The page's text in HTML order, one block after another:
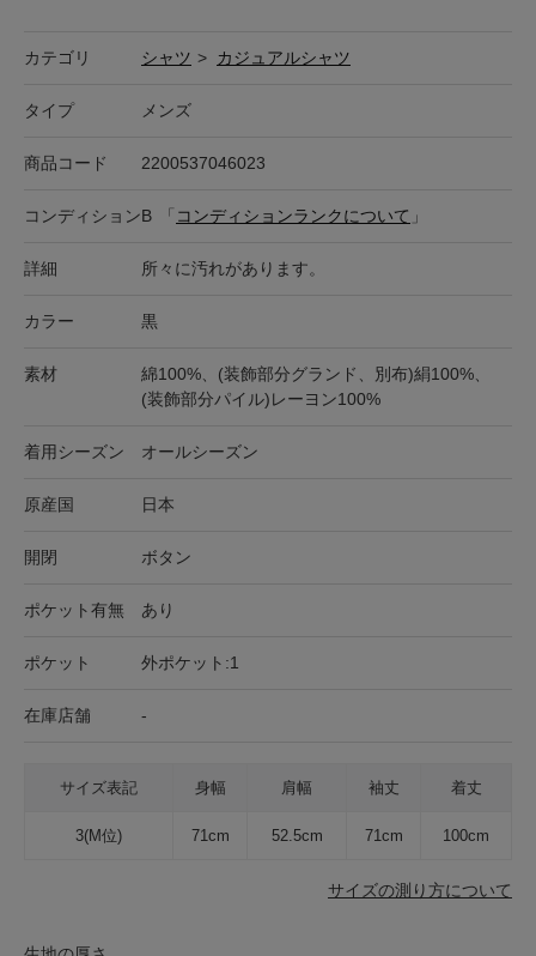
カテゴリ シャツ > カジュアルシャツ
タイプ メンズ
商品コード 2200537046023
コンディションB 「 コンディションランクについて 」
詳細 所々に汚れがあります。
カラー 黒
素材
綿100%、(装飾部分グランド、別布)絹100%、
(装飾部分パイル)レーヨン100%
着用シーズン オールシーズン
原産国 日本
開閉 ボタン
ポケット有無 あり
ポケット 外ポケット:1
在庫店舗 -
サイズ表記 身幅 肩幅 袖丈 着丈
3(M位) 71cm 52.5cm 71cm 100cm
サイズの測り方について